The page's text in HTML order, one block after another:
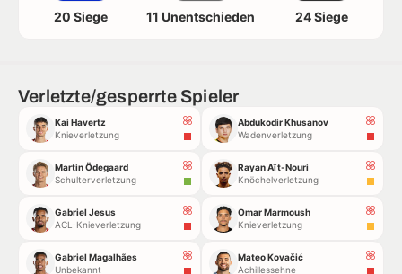
20 Siege 11 Unentschieden 24 Siege
Verletzte/gesperrte Spieler
Kai Havertz
Knieverletzung
Martin Ödegaard
Schulterverletzung
Gabriel Jesus
ACL-Knieverletzung
Gabriel Magalhães
Unbekannt
Abdukodir Khusanov
Wadenverletzung
Rayan Aït-Nouri
Knöchelverletzung
Omar Marmoush
Knieverletzung
Mateo Kovačić
Achillessehne